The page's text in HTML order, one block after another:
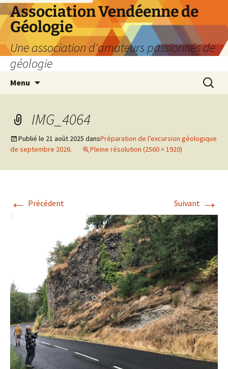
Aller
au
contenu
Association Vendéenne de
Géologie
Une association d'amateurs passionnés de
géologie
Menu
IMG_4064
Publié le 21 août 2025 dansPréparation de l’excursion géologique
de septembre 2026.
Pleine résolution (2560 × 1920)
← Précédent Suivant →